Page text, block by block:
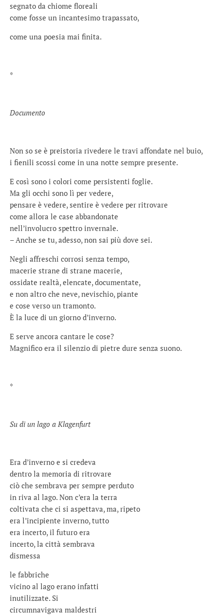
segnato da chiome floreali
come fosse un incantesimo trapassato,
come una poesia mai finita.
*
Documento
Non so se è preistoria rivedere le travi affondate nel buio,
i fienili scossi come in una notte sempre presente.
E così sono i colori come persistenti foglie.
Ma gli occhi sono lì per vedere,
pensare è vedere, sentire è vedere per ritrovare
come allora le case abbandonate
nell’involucro spettro invernale.
– Anche se tu, adesso, non sai più dove sei.
Negli affreschi corrosi senza tempo,
macerie strane di strane macerie,
ossidate realtà, elencate, documentate,
e non altro che neve, nevischio, piante
e cose verso un tramonto.
È la luce di un giorno d’inverno.
E serve ancora cantare le cose?
Magnifico era il silenzio di pietre dure senza suono.
*
Su di un lago a Klagenfurt
Era d’inverno e si credeva
dentro la memoria di ritrovare
ciò che sembrava per sempre perduto
in riva al lago. Non c’era la terra
coltivata che ci si aspettava, ma, ripeto
era l’incipiente inverno, tutto
era incerto, il futuro era
incerto, la città sembrava
dismessa
le fabbriche
vicino al lago erano infatti
inutilizzate. Si
circumnavigava maldestri